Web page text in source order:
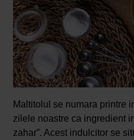
Maltitolul se numara printre
zilele noastre ca ingredient
zahar”. Acest indulcitor se